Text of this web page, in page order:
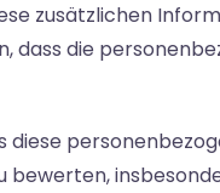
zusätzlichen
dass die
diese
bewerten,